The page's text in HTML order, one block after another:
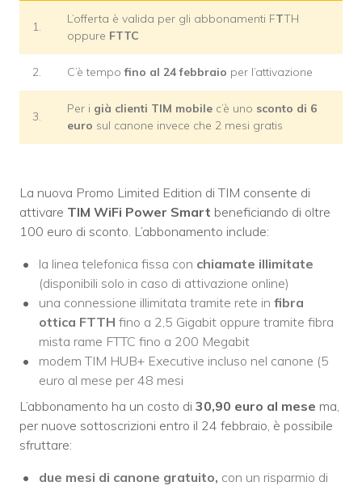
1.
L’offerta è valida per gli abbonamenti FTTH
oppure FTTC
2. C’è tempo fino al 24 febbraio per l’attivazione
3.
Per i già clienti TIM mobile c’è uno sconto di 6
euro sul canone invece che 2 mesi gratis
La nuova Promo Limited Edition di TIM consente di
attivare TIM WiFi Power Smart beneficiando di oltre
100 euro di sconto. L’abbonamento include:
la linea telefonica fissa con chiamate illimitate
(disponibili solo in caso di attivazione online)
una connessione illimitata tramite rete in fibra
ottica FTTH fino a 2,5 Gigabit oppure tramite fibra
mista rame FTTC fino a 200 Megabit
modem TIM HUB+ Executive incluso nel canone (5
euro al mese per 48 mesi
L’abbonamento ha un costo di 30,90 euro al mese ma,
per nuove sottoscrizioni entro il 24 febbraio, è possibile
sfruttare:
due mesi di canone gratuito, con un risparmio di